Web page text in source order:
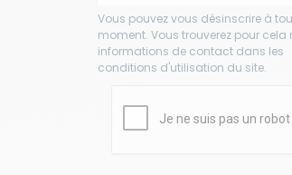
Vous pouvez vous désinscrire à
moment. Vous trouverez pour cela
informations de contact dans les
conditions d'utilisation du site.